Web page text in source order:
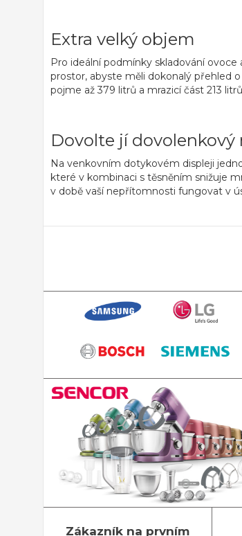
Extra velký objem
Pro ideální podmínky skladování
prostor, abyste měli dokonalý přehled
pojme až 379 litrů a mrazicí část 213
Dovolte jí dovolenkový
Na venkovním dotykovém displeji
které v kombinaci s těsněním snižuje
v době vaší nepřítomnosti fungovat v
Zákazník na prvním